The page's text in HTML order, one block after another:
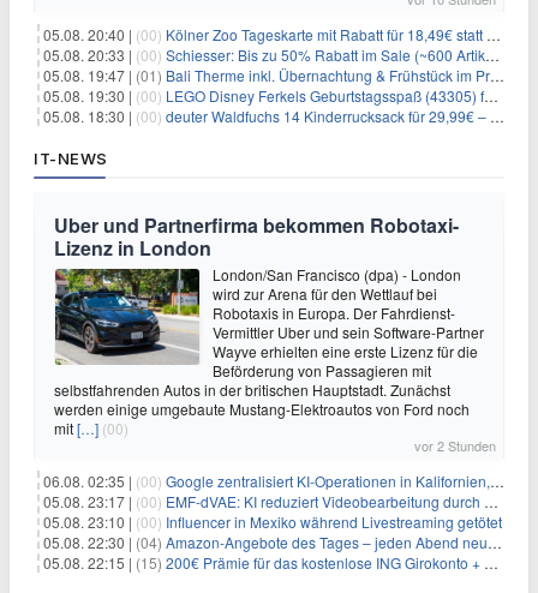
05.08. 20:40 | (00) Kölner Zoo Tageskarte mit Rabatt für 18,49€ statt 29,50€ – einlösbar bis Dezember
05.08. 20:33 | (00) Schiesser: Bis zu 50% Rabatt im Sale (~600 Artikel zur Auswahl)
05.08. 19:47 | (01) Bali Therme inkl. Übernachtung & Frühstück im Premium Hotel (Bad Oeynhausen) ab 89€ p.P.
05.08. 19:30 | (00) LEGO Disney Ferkels Geburtstagsspaß (43305) für 29,10€
05.08. 18:30 | (00) deuter Waldfuchs 14 Kinderrucksack für 29,99€ – Amber-maple
IT-NEWS
Uber und Partnerfirma bekommen Robotaxi-
Lizenz in London
London/San Francisco (dpa) - London
wird zur Arena für den Wettlauf bei
Robotaxis in Europa. Der Fahrdienst-
Vermittler Uber und sein Software-Partner
Wayve erhielten eine erste Lizenz für die
Beförderung von Passagieren mit
selbstfahrenden Autos in der britischen Hauptstadt. Zunächst
werden einige umgebaute Mustang-Elektroautos von Ford noch
mit[…] (00)
vor 2 Stunden
06.08. 02:35 | (00) Google zentralisiert KI-Operationen in Kalifornien, um Rivale Anthropic und OpenAI zu überholen
05.08. 23:17 | (00) EMF-dVAE: KI reduziert Videobearbeitung durch audio-gesteuerte Bildauswahl um 65%
05.08. 23:10 | (00) Influencer in Mexiko während Livestreaming getötet
05.08. 22:30 | (04) Amazon-Angebote des Tages – jeden Abend neue Deals zum Stöbern
05.08. 22:15 | (15) 200€ Prämie für das kostenlose ING Girokonto + gratis Visa + 3,75% Zinsen